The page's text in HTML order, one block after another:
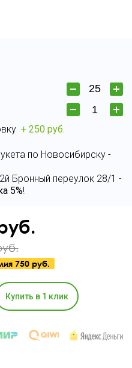
+ 250 руб.
по Новосибирску -
Бронный переулок 28/1 -
5%!
750 руб.
Купить в 1 клик